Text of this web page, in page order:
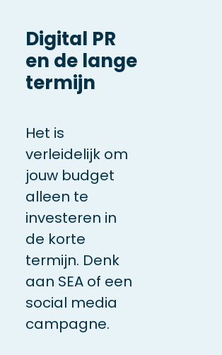
Digital PR
en de lange
termijn
Het is
verleidelijk om
jouw budget
alleen te
investeren in
de korte
termijn. Denk
aan SEA of een
social media
campagne.